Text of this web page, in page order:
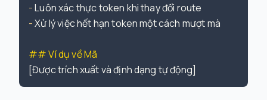
-
- Xử lý việc hết hạn token một cách mượt mà
## Ví dụ về Mã